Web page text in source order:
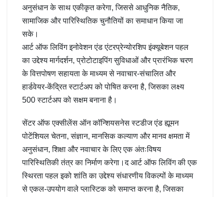
अनुसंधान के साथ एकीकृत करेगा, जिससे आधुनिक नैतिक,
सामाजिक और पारिस्थितिक चुनौतियों का समाधान किया जा
सके।
आर्ट ऑफ लिविंग इनोवेशन एंड एंटरप्रेन्योरशिप इंक्यूबेशन पहल
का उद्देश्य मार्गदर्शन, प्रोटोटाइपिंग सुविधाओं और प्रारंभिक चरण
के वित्तपोषण सहायता के माध्यम से नवाचार-संचालित और
हार्डवेयर-केंद्रित स्टार्टअप को पोषित करना है, जिसका लक्ष्य
500 स्टार्टअप को सक्षम बनाना है।
सेंटर ऑफ एक्सीलेंस ऑन कॉन्शियसनेस स्टडीज एंड ह्यूमन
पोटेंशियल चेतना, संज्ञान, मानसिक कल्याण और मानव क्षमता में
अनुसंधान, शिक्षा और नवाचार के लिए एक अंतःविषय
पारिस्थितिकी तंत्र का निर्माण करेगा।द आर्ट ऑफ लिविंग की एक
स्थिरता पहल इको शांति का उद्देश्य संधारणीय विकल्पों के माध्यम
से एकल-उपयोग वाले प्लास्टिक को समाप्त करना है, जिसका